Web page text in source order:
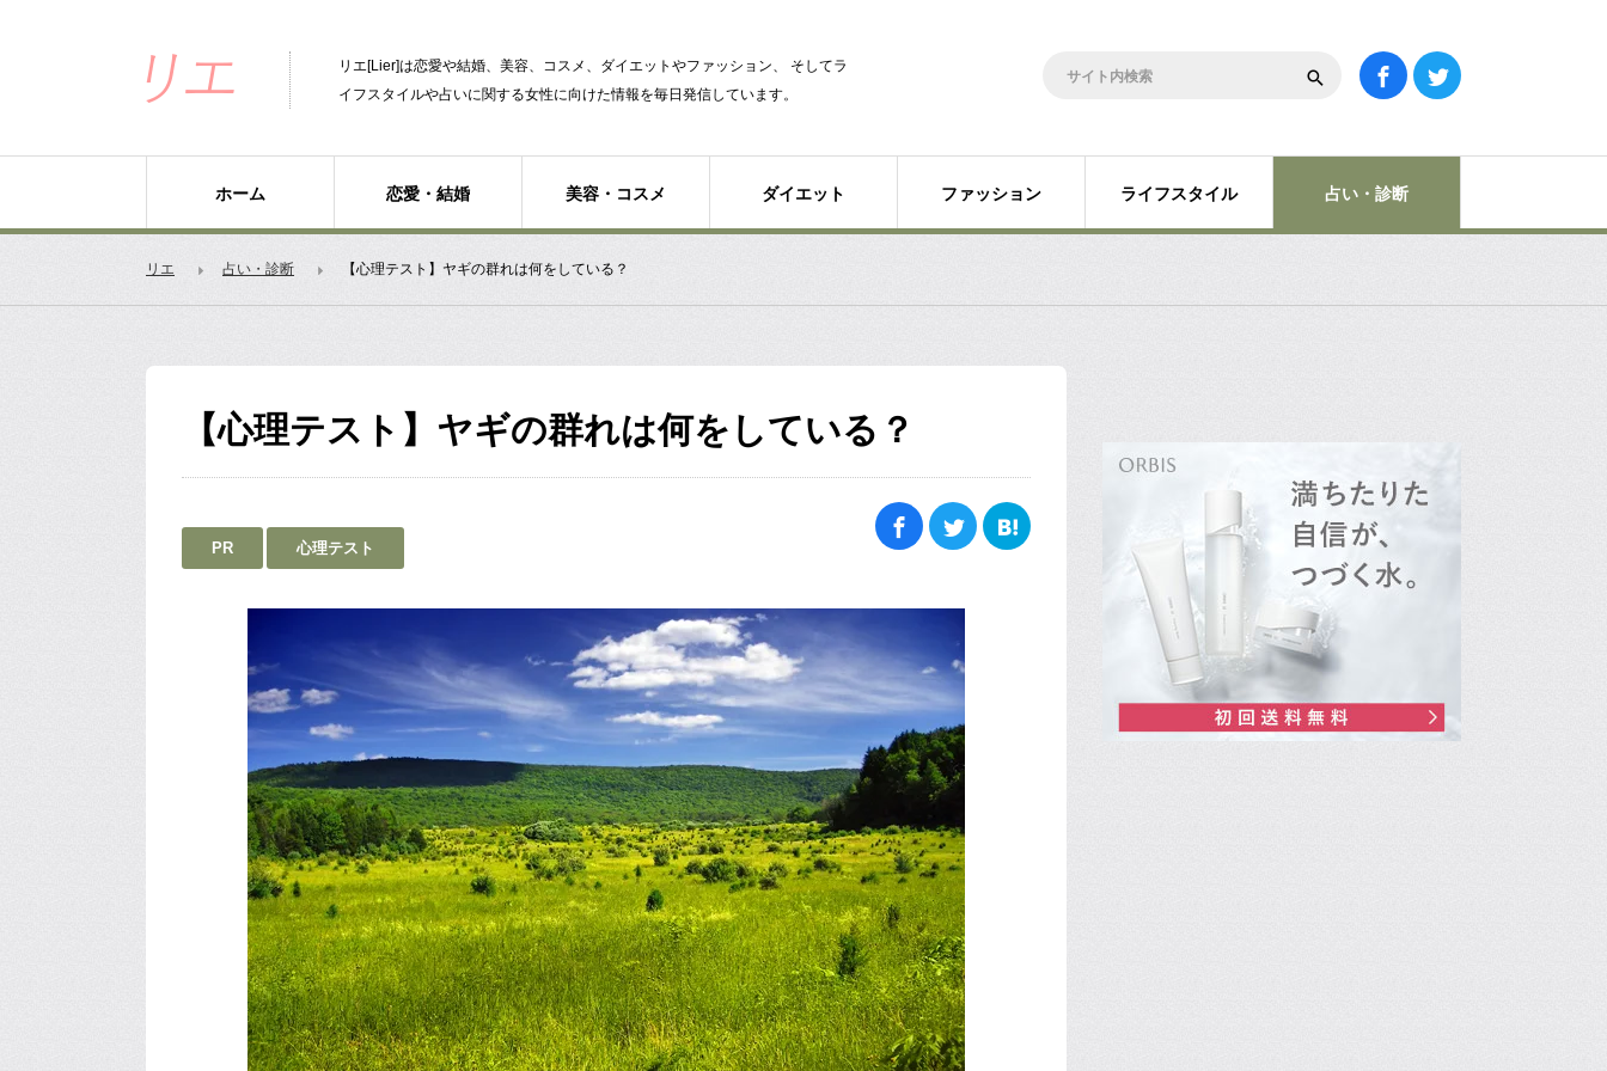
リエ[Lier]は恋愛や結婚、美容、コスメ、ダイエットやファッション、 そしてラ
イフスタイルや占いに関する女性に向けた情報を毎日発信しています。
ホーム 恋愛・結婚 美容・コスメ ダイエット ファッション ライフスタイル 占い・診断
リエ 占い・診断 【心理テスト】ヤギの群れは何をしている？
【心理テスト】ヤギの群れは何をしている？
PR 心理テスト